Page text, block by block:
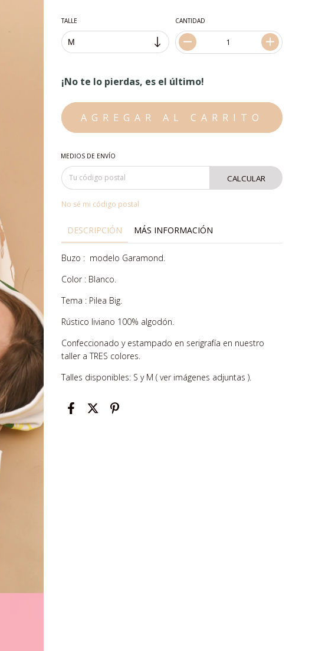
TALLE CANTIDAD
¡No te lo pierdas, es el último!
MEDIOS DE ENVÍO
CALCULAR
No sé mi código postal
DESCRIPCIÓN MÁS INFORMACIÓN
Buzo : modelo Garamond.
Color : Blanco.
Tema : Pilea Big.
Rústico liviano 100% algodón.
Confeccionado y estampado en serigrafía en nuestro
taller a TRES colores.
Talles disponibles: S y M ( ver imágenes adjuntas ).